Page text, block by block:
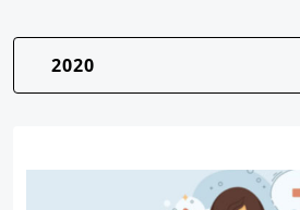
2020